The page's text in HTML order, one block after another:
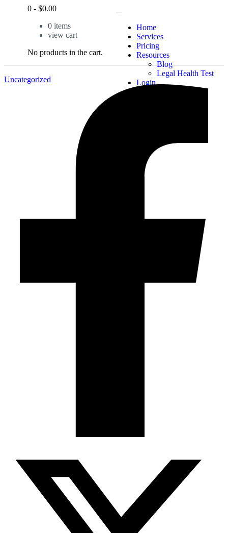
Home
Services
Pricing
Resources
Blog
Legal Health Test
Login
0 - $0.00
0 items
view cart
No products in the cart.
Uncategorized